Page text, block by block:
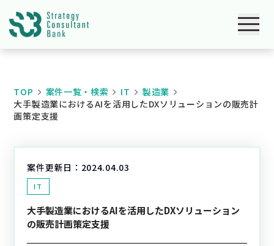
TOP 案件一覧・検索 IT
製造業
大手製造業におけるAIを活用したDXソリューションの販売計
画策定支援
案件更新日： 2024.04.03
IT
大手製造業におけるAIを活用したDXソリューション
の販売計画策定支援